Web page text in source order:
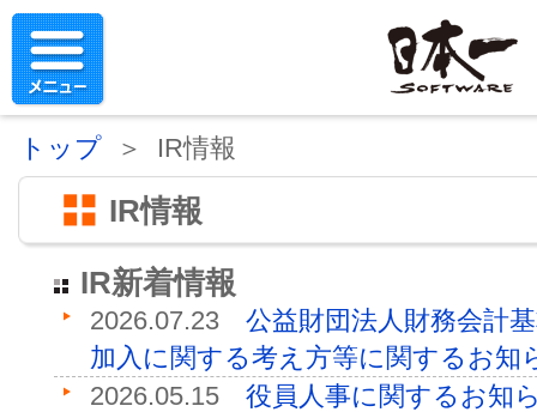
トップ ＞ IR情報
IR情報
IR新着情報
2026.07.23 公益財団法人財務会計
加入に関する考え方等に関するお知
2026.05.15 役員人事に関するお知